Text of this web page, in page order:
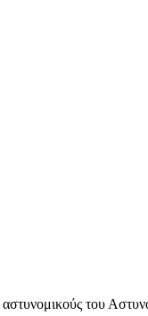
του